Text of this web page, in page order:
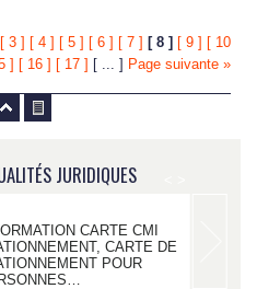
[ 3 ] [ 4 ] [ 5 ] [ 6 ] [ 7 ] [ 8 ] [ 9 ] [ 10
] [ 16 ] [ 17 ] [ ... ] Page suivante »
JURIDIQUES
CARTE CMI
CARTE DE
POUR